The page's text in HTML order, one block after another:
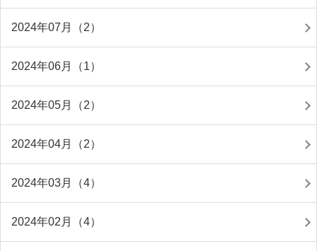
2024年07月（2）
2024年06月（1）
2024年05月（2）
2024年04月（2）
2024年03月（4）
2024年02月（4）